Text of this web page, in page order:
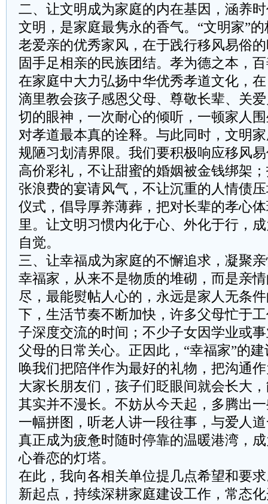
二、让文明成为家庭的内在基因，涵养
文明，是家庭最隽永的香气。“文明家”
老爱亲的优秀家风，在于践行移风易俗
固手足相亲的民族团结。孝为德之本，
在家庭中大力弘扬中华优秀孝道文化，
滴里教会孩子感恩父母、尊敬长辈、关
切的眼神，一次耐心的倾听，一顿家人
对孝道最本真的诠释。与此同时，文明
规陋习划清界限。我们要积极响应移风
高价彩礼，不让甜蜜的婚姻被金钱绑架
张浪费的宴请风气，不让沉重的人情债
仪式，倡导厚养薄葬，把对长辈的孝心
里。让文明习惯内化于心、外化于行，
自觉。
三、让幸福成为家庭的不懈追求，凝聚
幸福家，从来不是物质的堆砌，而是亲
尽，最能熨帖人心的，永远是家人无条
下，生活节奏不断加快，许多父母忙于
子深度交流的时间；不少子女因学业或
父母的日常关心。正因此，“幸福家”的
唤我们把陪伴作为最好的礼物，把沟通
大家长朋友们，孩子们眨眼间就会长大
其实并不漫长。不妨从今天起，多腾出
一幅拼图，听老人讲一段往事，与爱人
真正成为疲惫时随时停靠的温暖港湾，
心眷恋的灯塔。
在此，我向各相关单位提几点希望和要
新起点，持续深耕家庭建设工作，常态